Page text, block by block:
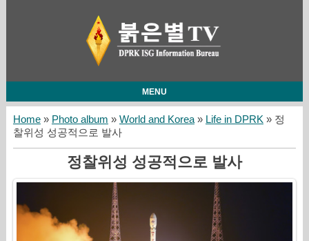
MENU
Home» Photo album » World and Korea» Life in DPRK» 정
찰위성 성공적으로 발사
정찰위성 성공적으로 발사